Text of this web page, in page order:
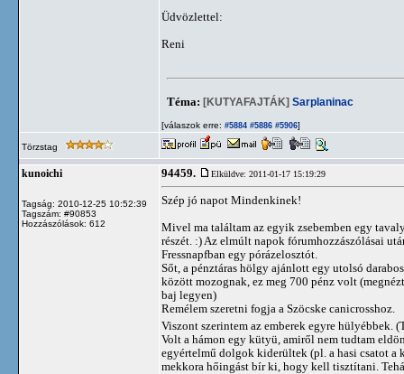
Üdvözlettel:
Reni
Téma: [KUTYAFAJTÁK] Sarplaninac
[válaszok erre: #5884 #5886 #5906]
Törzstag
kunoichi
Tagság: 2010-12-25 10:52:39
Tagszám: #90853
Hozzászólások: 612
94459. Elküldve: 2011-01-17 15:19:29
Szép jó napot Mindenkinek!
Mivel ma találtam az egyik zsebemben egy
részét. :) Az elmúlt napok fórumhozzászólásai
Fressnapfban egy pórázelosztót.
Sőt, a pénztáras hölgy ajánlott egy utolsó
között mozognak, ez meg 700 pénz volt
baj legyen)
Remélem szeretni fogja a Szöcske canicrosshoz.
Viszont szerintem az emberek egyre hülyébbek.
Volt a hámon egy kütyü, amiről nem tudtam
egyértelmű dolgok kiderültek (pl. a hasi csatot a
mekkora hőingást bír ki, hogy kell tisztítani.